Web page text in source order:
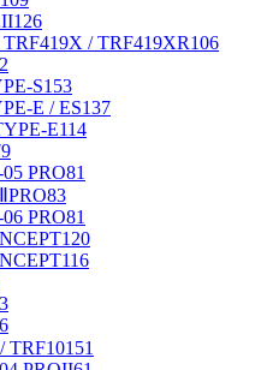
126
/ TRF419XR106
S153
E / ES137
E114
PRO81
83
PRO81
120
116
TRF101 51